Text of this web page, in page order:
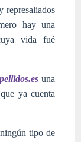
represaliados
hay una
vida fué
una
ya cuenta
tipo de